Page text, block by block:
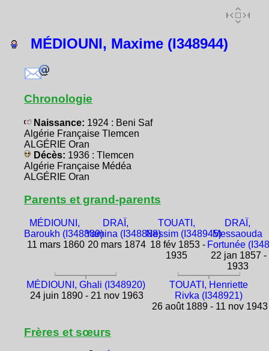
MÉDIOUNI, Maxime (I348944)
Chronologie
Naissance: 1924 : Beni Saf
Algérie Française Tlemcen
ALGÉRIE Oran
Décès: 1936 : Tlemcen
Algérie Française Médéa
ALGÉRIE Oran
Parents et grand-parents
MÉDIOUNI,
Baroukh (I348889)
11 mars 1860
DRAÏ,
Yamina (I348888)
20 mars 1874
TOUATI,
Nessim (I348945)
18 fév 1853 -
1935
DRAÏ,
Messaouda
Fortunée
22 jan 1857 -
1933
MÉDIOUNI, Ghali (I348920)
24 juin 1890 - 21 nov 1963
TOUATI, Henriette
Rivka (I348921)
26 août 1889 - 11 nov 1943
Frères et sœurs